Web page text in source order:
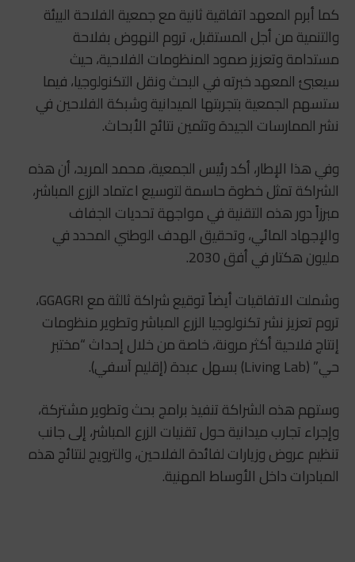
كما أبرم المعهد اتفاقية ثانية معجمعية الفلاحة البيئة
والتنمية من أجل المستقبل، تروم النهوض بفلاحة
مستدامة وتعزيز صمود المنظومات الفلاحية، حيث
سيعبئ المعهد خبرته في البحث ونقل التكنولوجيا، فيما
ستسهم الجمعية بتجربتها الميدانية وشبكة الفلاحين في
نشر الممارسات الجيدة وتثمين نتائج الأبحاث.
وفي هذا الإطار، أكد رئيس الجمعية، محمد المريد، أن هذه
الشراكة تمثل خطوة حاسمة لتوسيع اعتماد الزرع المباشر،
مبرزاً دور هذه التقنية في مواجهة تحديات الجفاف
والإجهاد المائي، وتحقيق الهدف الوطني المحدد في
مليون هكتار في أفق 2030.
وشملت الاتفاقيات أيضاً توقيع شراكة ثالثة مع GGAGRI،
تروم تعزيز نشر تكنولوجيا الزرع المباشر وتطوير منظومات
إنتاج فلاحية أكثر مرونة، خاصة من خلال إحداث “مختبر
حي” (Living Lab) بسهل عبدة (إقليم آسفي).
وستهم هذه الشراكة تنفيذ برامج بحث وتطوير مشتركة،
وإجراء تجارب ميدانية حول تقنيات الزرع المباشر، إلى جانب
تنظيم عروض وزيارات لفائدة الفلاحين، والترويج لنتائج هذه
المبادرات داخل الأوساط المهنية.